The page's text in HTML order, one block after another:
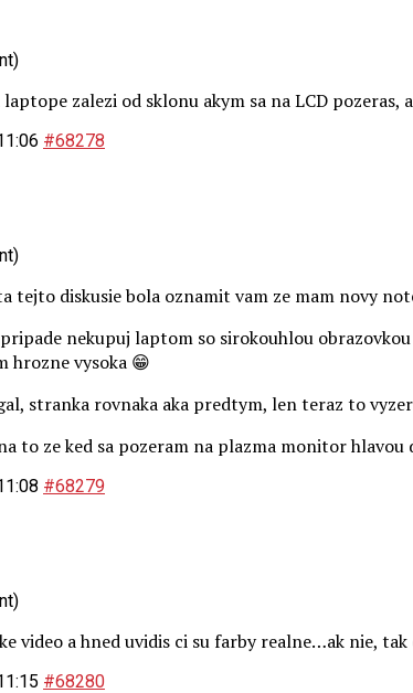
zalezi od sklonu akym sa na LCD
#68278
tejto diskusie bola oznamit vam ze mam novy
nekupuj laptom so sirokouhlou
hrozne vysoka 😁
stranka rovnaka aka predtym, len teraz to
to ze ked sa pozeram na plazma monitor
#68279
video a hned uvidis ci su farby realne…ak nie,
#68280